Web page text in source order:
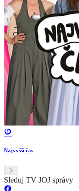
Najvyšší čas
Sleduj TV JOJ správy